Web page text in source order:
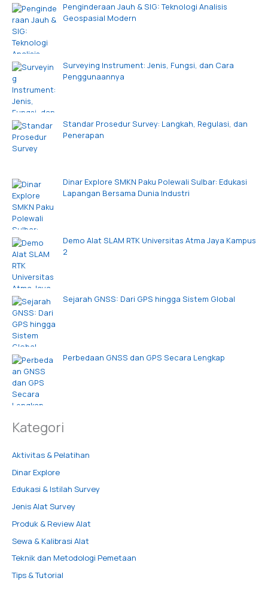
Penginderaan Jauh & SIG: Teknologi Analisis
Geospasial Modern
Surveying Instrument: Jenis, Fungsi, dan Cara
Penggunaannya
Standar Prosedur Survey: Langkah, Regulasi, dan
Penerapan
Dinar Explore SMKN Paku Polewali Sulbar: Edukasi
Lapangan Bersama Dunia Industri
Demo Alat SLAM RTK Universitas Atma Jaya Kampus
2
Sejarah GNSS: Dari GPS hingga Sistem Global
Perbedaan GNSS dan GPS Secara Lengkap
Kategori
Aktivitas & Pelatihan
Dinar Explore
Edukasi & Istilah Survey
Jenis Alat Survey
Produk & Review Alat
Sewa & Kalibrasi Alat
Teknik dan Metodologi Pemetaan
Tips & Tutorial